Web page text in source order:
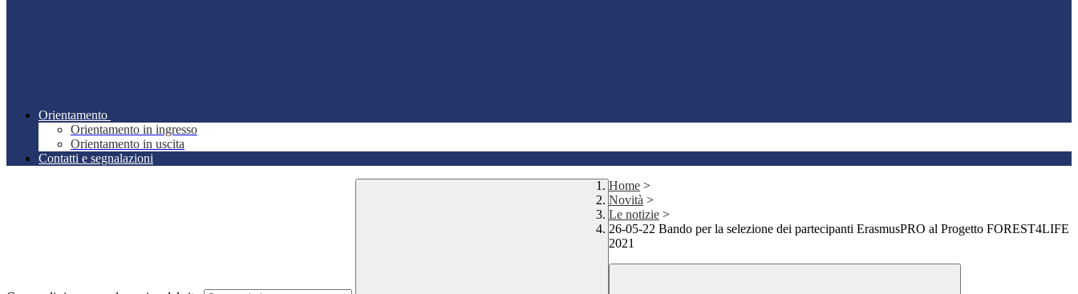
Orientamento
Orientamento in ingresso
Orientamento in uscita
Contatti e segnalazioni
Home >
Novità >
Le notizie >
26-05-22 Bando per la selezione dei partecipanti ErasmusPRO al Progetto FOREST4LIFE
2021